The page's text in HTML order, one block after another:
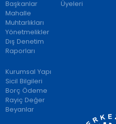
Başkanlar
Mahalle
Muhtarlıkları
Yönetmelikler
Dış Denetim
Raporları
Üyeleri
Kurumsal Yapı
Sicil Bilgileri
Borç Ödeme
Rayiç Değer
Beyanlar